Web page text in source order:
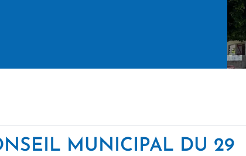
page
MUNICIPAL DU 29